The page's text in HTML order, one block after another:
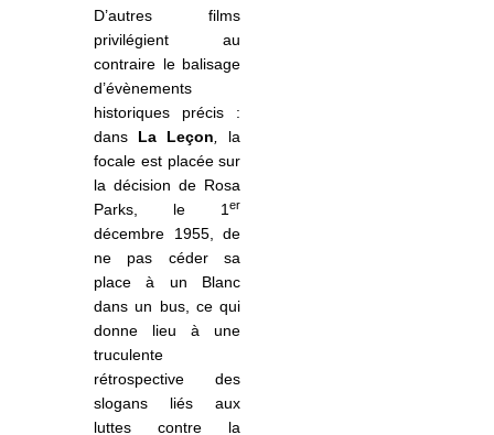
D’autres films
privilégient au
contraire le balisage
d’évènements
historiques précis :
dans La Leçon
la
focale est placée sur
la décision de Rosa
Parks, le 1er
décembre 1955, de
ne pas céder sa
place à un Blanc
dans un bus, ce qui
donne lieu à une
truculente
rétrospective des
slogans liés aux
luttes contre la